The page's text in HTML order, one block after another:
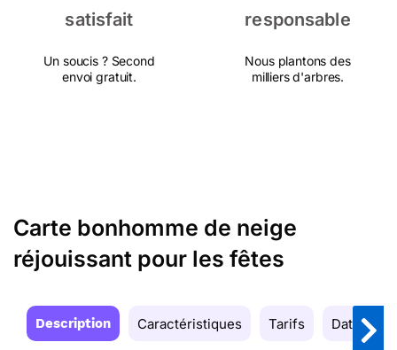
satisfait
Un soucis ? Second
envoi gratuit.
responsable
Nous plantons des
milliers d'arbres.
Carte bonhomme de neige
réjouissant pour les fêtes
Description Caractéristiques Tarifs Date de